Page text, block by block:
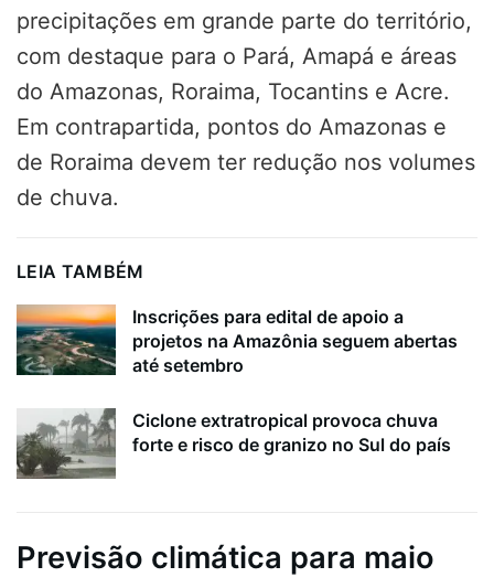
precipitações em grande parte do território,
com destaque para o Pará, Amapá e áreas
do Amazonas, Roraima, Tocantins e Acre.
Em contrapartida, pontos do Amazonas e
de Roraima devem ter redução nos volumes
de chuva.
LEIA TAMBÉM
Inscrições para edital de apoio a
projetos na Amazônia seguem abertas
até setembro
Ciclone extratropical provoca chuva
forte e risco de granizo no Sul do país
Previsão climática para maio